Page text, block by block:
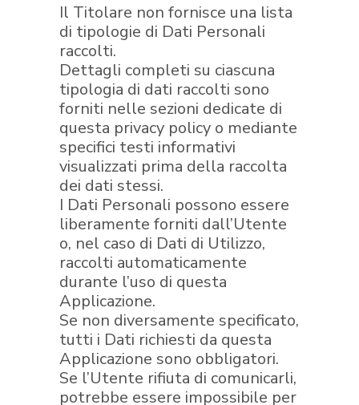
Il Titolare non fornisce una lista
di tipologie di Dati Personali
raccolti.
Dettagli completi su ciascuna
tipologia di dati raccolti sono
forniti nelle sezioni dedicate di
questa privacy policy o mediante
specifici testi informativi
visualizzati prima della raccolta
dei dati stessi.
I Dati Personali possono essere
liberamente forniti dall’Utente
o, nel caso di Dati di Utilizzo,
raccolti automaticamente
durante l’uso di questa
Applicazione.
Se non diversamente specificato,
tutti i Dati richiesti da questa
Applicazione sono obbligatori.
Se l’Utente rifiuta di comunicarli,
potrebbe essere impossibile per